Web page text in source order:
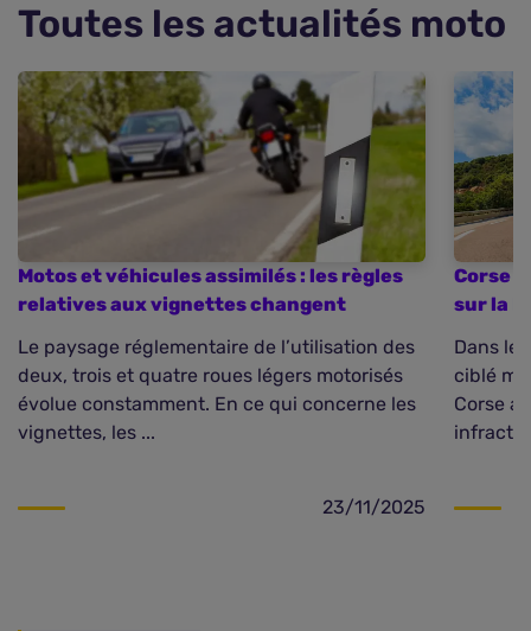
Toutes les actualités moto
Motos et véhicules assimilés : les règles
relatives aux vignettes changent
Le paysage réglementaire de l’utilisation des
deux, trois et quatre roues légers motorisés
évolue constamment. En ce qui concerne les
vignettes, les ...
23/11/2025
Corse :
sur la
Dans le
ciblé
Corse